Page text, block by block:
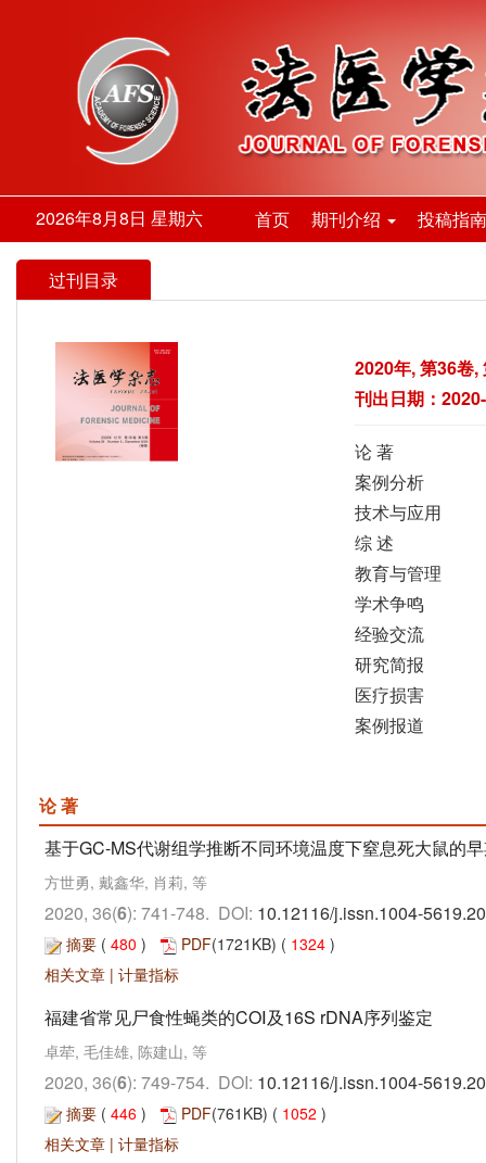
2026年8月8日 星期六 首页 期刊介绍 投稿指
过刊目录
2020年, 第36卷,
刊出日期：
论 著
案例分析
技术与应用
综 述
教育与管理
学术争鸣
经验交流
研究简报
医疗损害
案例报道
论 著
基于GC-MS代谢组学推断不同环境温度下窒息死大鼠的
方世勇, 戴鑫华, 肖莉, 等
2020, 36(6): 741-748. DOI: 10.12116/j.issn.1004-
摘要 ( 480 ) PDF(1721KB) ( 1324 )
相关文章 | 计量指标
福建省常见尸食性蝇类的COⅠ及16S rDNA序列鉴定
卓荦, 毛佳雄, 陈建山, 等
2020, 36(6): 749-754. DOI: 10.12116/j.issn.1004-
摘要 ( 446 ) PDF(761KB) ( 1052 )
相关文章 | 计量指标